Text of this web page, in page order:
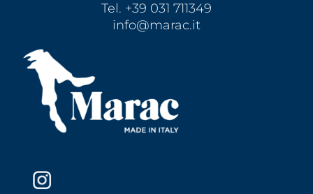
Tel. +39 031 711349
info@marac.it